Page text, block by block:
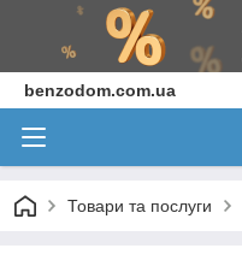
benzodom.com.ua
Товари та послуги